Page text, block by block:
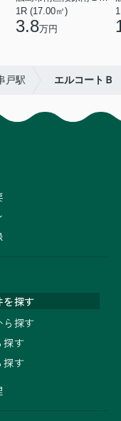
1R (17.00㎡)
3.8万円
戸駅 エルコートＢ
を探す
ら探す
探す
探す